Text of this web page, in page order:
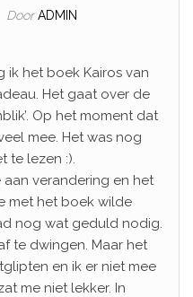
Door ADMIN
ik het boek Kairos van
Het gaat over de
Op het moment dat
mee. Het was nog
te lezen :).
verandering en het
met het boek wilde
nog wat geduld nodig.
te dwingen. Maar het
en ik er niet mee
me niet lekker. In